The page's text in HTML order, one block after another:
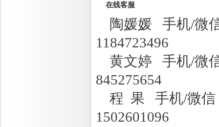
在线客服
陶媛媛 手机/微
1184723496
黄文婷 手机/微信
845275654
程 果 手机/微信
1502601096